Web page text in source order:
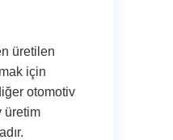
üretilen
için
otomotiv
üretim